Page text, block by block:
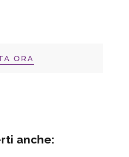
ORA
anche: